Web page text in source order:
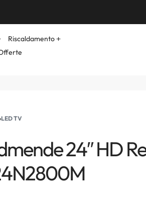
Riscaldamento
›LED TV
24″ HD